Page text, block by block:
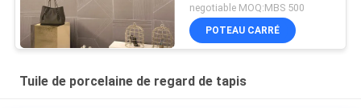
la maison couvre de
tuiles le CE certifié
negotiable MOQ:MBS 500
POTEAU CARRÉ
Tuile de porcelaine de regard de tapis